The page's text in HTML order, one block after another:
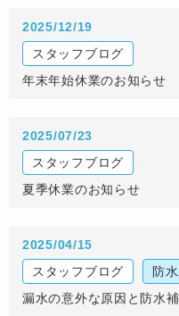
2025/12/19
スタッフブログ
年末年始休業のお知らせ
2025/07/23
スタッフブログ
夏季休業のお知らせ
2025/04/15
スタッフブログ
防
漏水の意外な原因と防水